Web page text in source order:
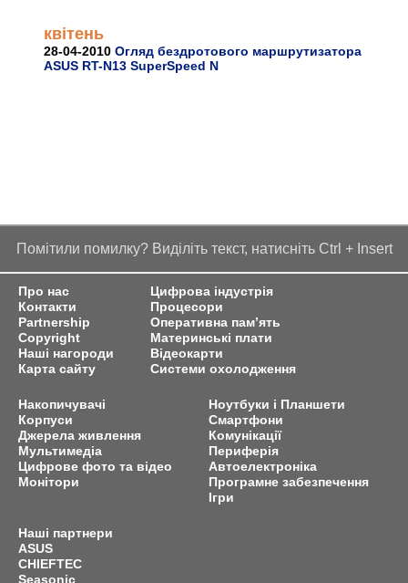
квітень
28-04-2010 Огляд бездротового маршрутизатора
ASUS RT-N13 SuperSpeed N
Помітили помилку? Виділіть текст, натисніть Ctrl + Insert
Про нас
Контакти
Partnership
Copyright
Наші нагороди
Карта сайту
Цифрова індустрія
Процесори
Оперативна пам’ять
Материнські плати
Відеокарти
Системи охолодження
Накопичувачі
Корпуси
Джерела живлення
Мультимедіа
Цифрове фото та відео
Монітори
Ноутбуки і Планшети
Смартфони
Комунікації
Периферія
Автоелектроніка
Програмне забезпечення
Ігри
Наші партнери
ASUS
CHIEFTEC
Seasonic